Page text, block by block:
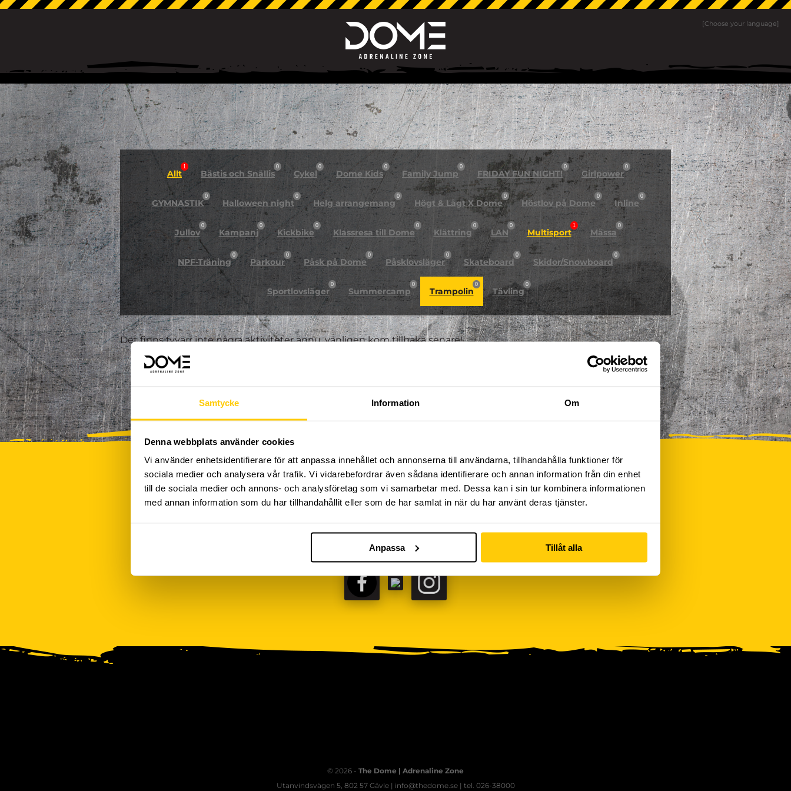
Samtycke Information Om
Denna webbplats använder cookies
Vi använder enhetsidentifierare för att anpassa innehållet och annonserna till användarna, tillhandahålla funktioner för
sociala medier och analysera vår trafik. Vi vidarebefordrar även sådana identifierare och annan information från din enhet
till de sociala medier och annons- och analysföretag som vi samarbetar med. Dessa kan i sin tur kombinera informationen
med annan information som du har tillhandahållit eller som de har samlat in när du har använt deras tjänster.
Anpassa Tillåt alla
[Choose your language]
Allt
1
Bästis och Snällis
0
Cykel
0
Dome Kids
0
Family Jump
0
FRIDAY FUN NIGHT!
0
Girlpower
0
GYMNASTIK
0
Halloween night
0
Helg arrangemang
0
Högt & Lågt X Dome
0
Höstlov på Dome
0
Inline
0
Jullov
0
Kampanj
0
Kickbike
0
Klassresa till Dome
0
Klättring
0
LAN
0
Multisport
1
Mässa
0
NPF-Träning
0
Parkour
0
Påsk på Dome
0
Påsklovsläger
0
Skateboard
0
Skidor/Snowboard
0
Sportlovsläger
0
Summercamp
0
Trampolin
0
Tävling
0
Det finns tyvärr inte några aktiviteter ännu, vänligen kom tillbaka senare!
FÖLJ OSS PÅ SOCIALA MEDIER
FACEBOOKTIKTOK
© 2026 - The Dome | Adrenaline Zone
Utanvindsvägen 5, 802 57 Gävle | info@thedome.se | tel. 026-38000